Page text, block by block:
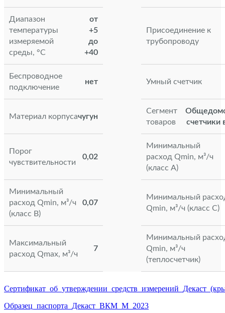
Диапазон
температуры
измеряемой
среды, °С
от
+5
до
+40
Присоединение к
трубопроводу
Беспроводное
подключение
нет Умный счетчик
Материал корпусачугун
Сегмент
товаров
счетчики
Порог
чувствительности
0,02
Минимальный
расход Qmin, м³/ч
(класс А)
Минимальный
расход Qmin, м³/ч
(класс В)
0,07
Минимальный
Qmin, м³/ч (класс С)
Максимальный
расход Qmax, м³/ч
7
Минимальный
Qmin, м³/ч
(теплосчетчик)
Образец_паспорта_Декаст_ВКМ_М_2023